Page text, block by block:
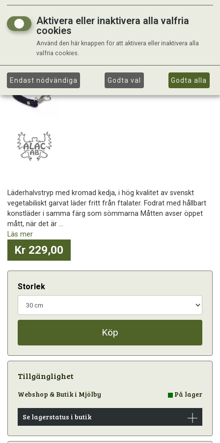
Läderhalvstryp med kromad kedja, i hög kvalitet av svenskt
vegetabiliskt garvat läder fritt från ftalater. Fodrat med hållbart
konstläder i samma färg som sömmarna Måtten avser öppet
mått, när det är ...
Läs mer
Kr 229,00
Storlek
Köp
Tillgänglighet
Webshop & Butik i Mjölby På lager
Se lagerstatus i butik
Aktivera eller inaktivera alla valfria
cookies
Använd den här knappen för att aktivera eller inaktivera alla
valfria cookies.
Endast nödvändiga Godta val Godta alla